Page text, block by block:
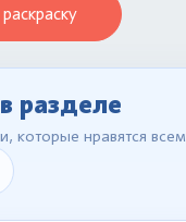
разделе
которые нравятся всем